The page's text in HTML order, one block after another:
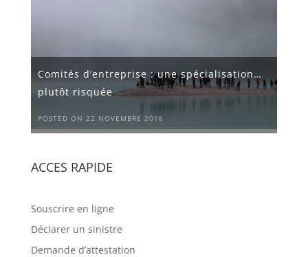
Comités d’entreprise : une spécialisation…
plutôt risquée
POSTED ON 22 NOVEMBRE 2016
ACCES RAPIDE
Souscrire en ligne
Déclarer un sinistre
Demande d’attestation